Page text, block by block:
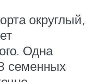
округлый,
Одна
семенных